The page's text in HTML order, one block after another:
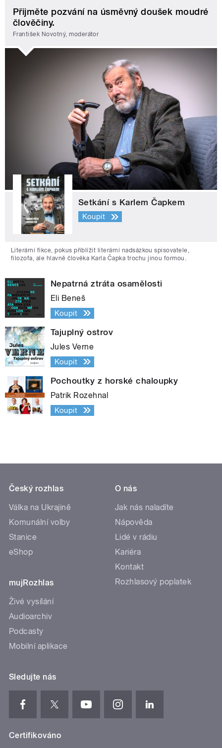
Přijměte pozvání na úsměvný doušek moudré
člověčiny.
František Novotný, moderátor
Setkání s Karlem Čapkem
Koupit
Literární fikce, pokus přiblížit literární nadsázkou spisovatele,
filozofa, ale hlavně člověka Karla Čapka trochu jinou formou.
Nepatrná ztráta osamělosti
Eli Beneš
Koupit
Tajuplný ostrov
Jules Verne
Koupit
Pochoutky z horské chaloupky
Patrik Rozehnal
Koupit
Český rozhlas
Válka na Ukrajině
Komunální volby
Stanice
eShop
mujRozhlas
Živé vysílání
Audioarchiv
Podcasty
Mobilní aplikace
O nás
Jak nás naladíte
Nápověda
Lidé v rádiu
Kariéra
Kontakt
Rozhlasový poplatek
Sledujte nás
Certifikováno